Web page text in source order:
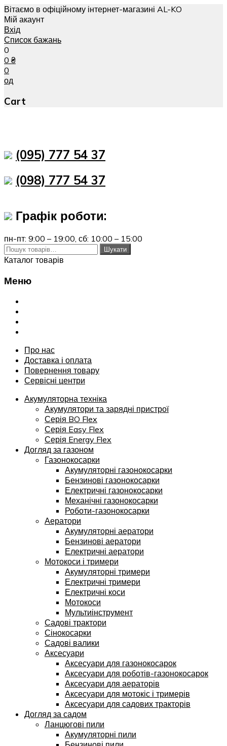
Вітаємо в офіційному інтернет-магазині AL-KO
Мій акаунт
Вхід
Список бажань
0
0 ₴
0
од
Cart
(095) 777 54 37
(098) 777 54 37
Графік роботи:
пн-пт: 9:00 – 19:00, сб: 10:00 – 15:00
Шукати:
Шукати
Каталог товарів
Меню
Переглянути
Про нас
Доставка і оплата
Повернення товару
Сервісні центри
Акумуляторна техніка
Акумулятори та зарядні пристрої
Серія BO Flex
Серія Easy Flex
Серія Energy Flex
Догляд за газоном
Газонокосарки
Акумуляторні газонокосарки
Бензинові газонокосарки
Електричні газонокосарки
Механічні газонокосарки
Роботи-газонокосарки
Аератори
Акумуляторні аератори
Бензинові аератори
Електричні аератори
Мотокоси і тримери
Акумуляторні тримери
Електричні тримери
Електричні коси
Мотокоси
Мультиінструмент
Садові трактори
Сінокосарки
Садові валики
Аксесуари
Аксесуари для газонокосарок
Аксесуари для роботів-газонокосарок
Аксесуари для аераторів
Аксесуари для мотокіс і тримерів
Аксесуари для садових тракторів
Догляд за садом
Ланцюгові пили
Акумуляторні пили